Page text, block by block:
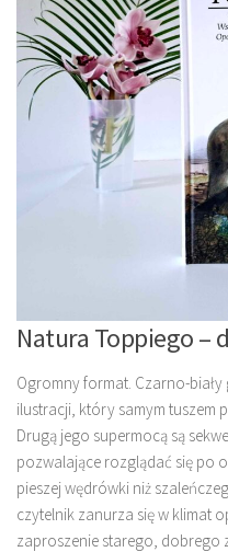
Natura Toppiego –
Ogromny format. Czarno-biały
ilustracji, który samym tuszem
Drugą jego supermocą są
pozwalające rozglądać się po
pieszej wędrówki niż
czytelnik zanurza się w klimat
zaproszenie starego, dobrego